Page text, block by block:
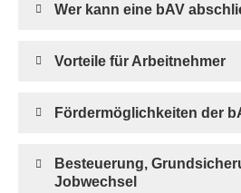
Wer kann eine bAV
Vorteile für Arbeitnehmer
Fördermöglichkeiten der
Besteuerung,
Jobwechsel